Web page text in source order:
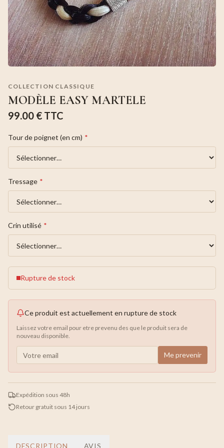
COLLECTION CLASSIQUE
MODÈLE EASY MARTELE
99.00 € TTC
Tour de poignet (en cm) *
Tressage *
Crin utilisé *
Rupture de stock
Ce produit est actuellement en rupture de stock
Laissez votre email pour etre prevenu des que le produit sera de
nouveau disponible.
Me prevenir
Expédition sous 48h
Retour gratuit sous 14 jours
DESCRIPTION AVIS